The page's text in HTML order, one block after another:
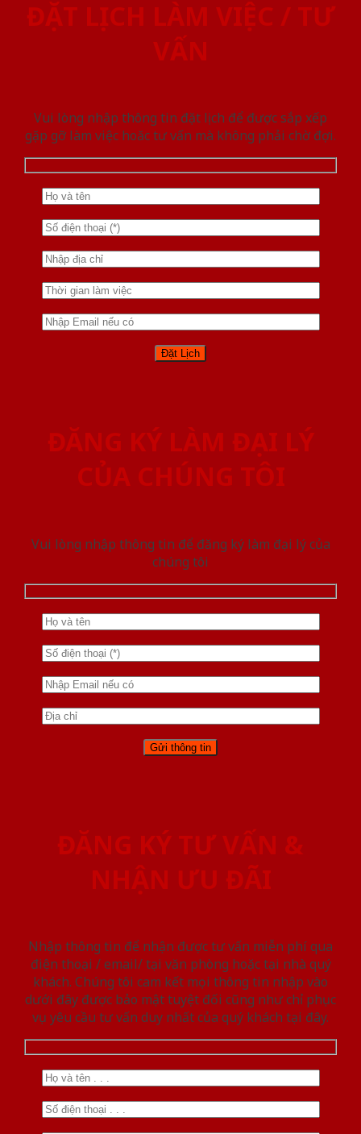
ĐẶT LỊCH LÀM VIỆC / TƯ
VẤN
Vui lòng nhập thông tin đặt lịch để được sắp xếp
gặp gỡ làm việc hoăc tư vấn mà không phải chờ đợi.
ĐĂNG KÝ LÀM ĐẠI LÝ
CỦA CHÚNG TÔI
Vui lòng nhập thông tin để đăng ký làm đại lý của
chúng tôi
ĐĂNG KÝ TƯ VẤN &
NHẬN ƯU ĐÃI
Nhập thông tin để nhận được tư vấn miễn phí qua
điện thoại / email/ tại văn phòng hoặc tại nhà quý
khách. Chúng tôi cam kết mọi thông tin nhập vào
dưới đây được bảo mật tuyệt đối cũng như chỉ phục
vụ yêu cầu tư vấn duy nhất của quý khách tại đây.